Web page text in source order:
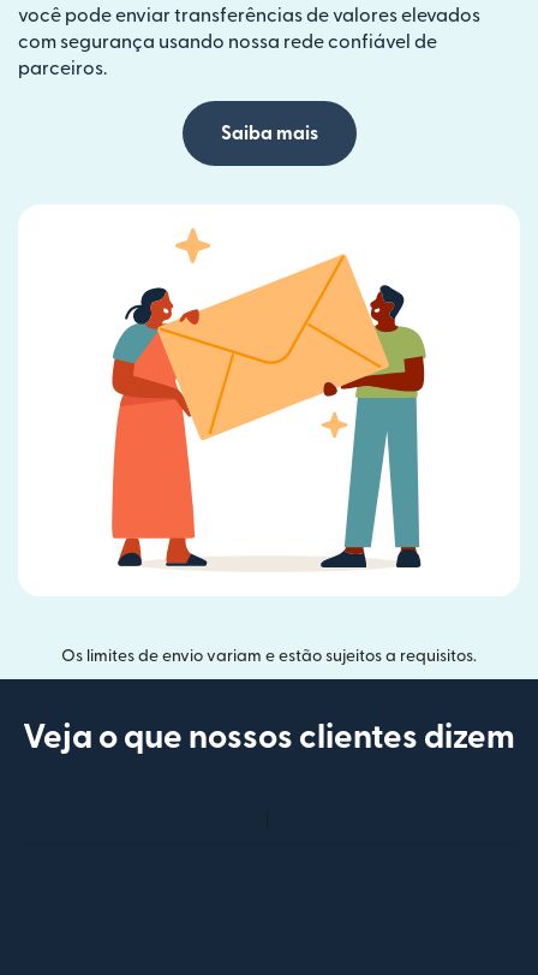
você pode enviar transferências de valores elevados
com segurança usando nossa rede confiável de
parceiros.
Saiba mais
Os limites de envio variam e estão sujeitos a requisitos.
Veja o que nossos clientes dizem